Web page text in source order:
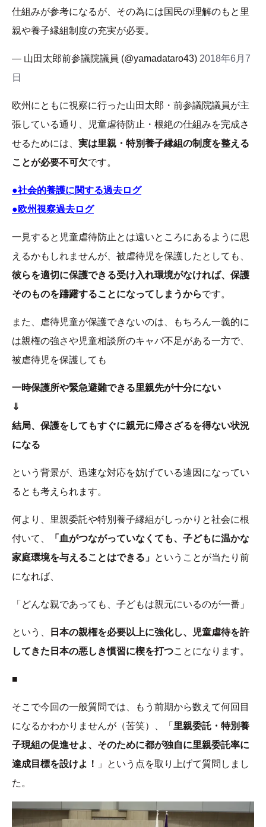
仕組みが参考になるが、その為には国民の理解のもと里
親や養子縁組制度の充実が必要。
— 山田太郎前参議院議員 (@yamadataro43) 2018年6月7
日
欧州にともに視察に行った山田太郎・前参議院議員が主
張している通り、児童虐待防止・根絶の仕組みを完成さ
せるためには、 実は里親・特別養子縁組の制度を整える
ことが必要不可欠です。
●社会的養護に関する過去ログ
●欧州視察過去ログ
一見すると児童虐待防止とは遠いところにあるように思
えるかもしれませんが、被虐待児を保護したとしても、
彼らを適切に保護できる受け入れ環境がなければ、保護
そのものを躊躇することになってしまうからです。
また、虐待児童が保護できないのは、もちろん一義的に
は親権の強さや児童相談所のキャパ不足がある一方で、
被虐待児を保護しても
一時保護所や緊急避難できる里親先が十分にない
⇓
結局、保護をしてもすぐに親元に帰さざるを得ない状況
になる
という背景が、迅速な対応を妨げている遠因になってい
るとも考えられます。
何より、里親委託や特別養子縁組がしっかりと社会に根
付いて、
「血がつながっていなくても、子どもに温かな
家庭環境を与えることはできる」 ということが当たり前
になれば、
「どんな親であっても、子どもは親元にいるのが一番」
という、
日本の親権を必要以上に強化し、児童虐待を許
してきた日本の悪しき慣習に楔を打つことになります。
■
そこで今回の一般質問では、もう前期から数えて何回目
になるかわかりませんが（苦笑）、「 里親委託・特別養
子現組の促進せよ、そのために都が独自に里親委託率に
達成目標を設けよ！
」という点を取り上げて質問しまし
た。